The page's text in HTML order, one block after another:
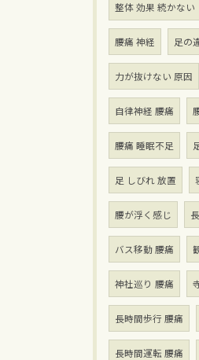
整体 効果 続かない
腰痛 神経 足の
力が抜けない 原因
自律神経 腰痛
腰痛 睡眠不足
足 しびれ 放置
腰が浮く感じ
バス移動 腰痛
神社巡り 腰痛
長時間歩行 腰痛
長時間運転 腰痛